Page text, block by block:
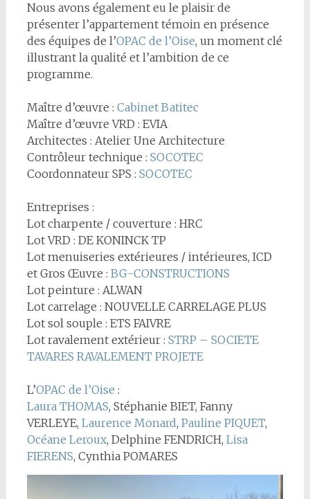
Nous avons également eu le plaisir de
présenter l’appartement témoin en présence
des équipes de l’OPAC de l’Oise, un moment clé
illustrant la qualité et l’ambition de ce
programme.
Maître d’œuvre : Cabinet Batitec
Maître d’œuvre VRD : EVIA
Architectes : Atelier Une Architecture
Contrôleur technique : SOCOTEC
Coordonnateur SPS : SOCOTEC
Entreprises :
Lot charpente / couverture : HRC
Lot VRD : DE KONINCK TP
Lot menuiseries extérieures / intérieures, ICD
et Gros Œuvre : BG-CONSTRUCTIONS
Lot peinture : ALWAN
Lot carrelage : NOUVELLE CARRELAGE PLUS
Lot sol souple : ETS FAIVRE
Lot ravalement extérieur : STRP – SOCIETE
TAVARES RAVALEMENT PROJETE
L’OPAC de l’Oise :
Laura THOMAS, Stéphanie BIET, Fanny
VERLEYE, Laurence Monard, Pauline PIQUET,
Océane Leroux, Delphine FENDRICH, Lisa
FIERENS, Cynthia POMARES